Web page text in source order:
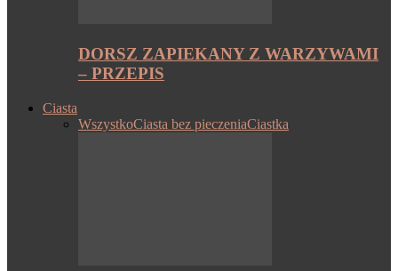
DORSZ ZAPIEKANY Z WARZYWAMI
– PRZEPIS
Ciasta
WszystkoCiasta bez pieczeniaCiastka